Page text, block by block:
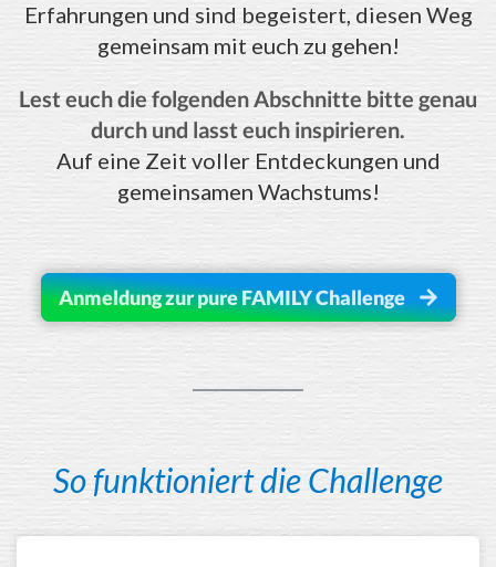
Erfahrungen und sind begeistert, diesen Weg
gemeinsam mit euch zu gehen!
Lest euch die folgenden Abschnitte bitte genau
durch und lasst euch inspirieren.
Auf eine Zeit voller Entdeckungen und
gemeinsamen Wachstums!
Anmeldung zur pure FAMILY Challenge
So funktioniert die Challenge